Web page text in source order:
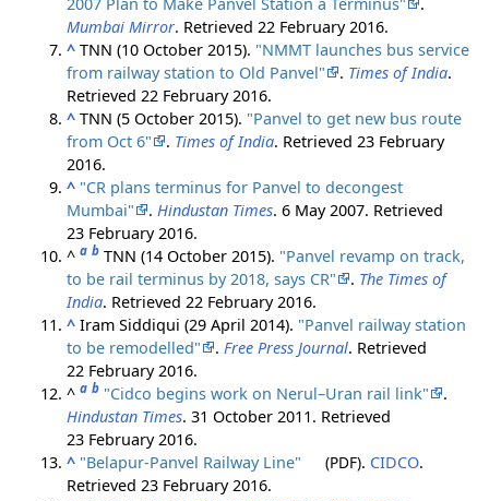
Mumbai Mirror. Retrieved22 February2016.
^ TNN (10 October 2015). "NMMT launches bus service
from railway station to Old Panvel"
. Times of India.
Retrieved22 February2016.
^ TNN (5 October 2015). "Panvel to get new bus route
from Oct 6"
. Times of India. Retrieved23 February
2016.
^ "CR plans terminus for Panvel to decongest
Mumbai"
.Hindustan Times. 6 May 2007. Retrieved
23 February2016.
^a b TNN (14 October 2015). "Panvel revamp on track,
to be rail terminus by 2018, says CR"
. The Times of
India. Retrieved22 February2016.
^ Iram Siddiqui (29 April 2014). "Panvel railway station
to be remodelled"
.Free Press Journal. Retrieved
22 February2016.
^a b "Cidco begins work on Nerul–Uran rail link"
.
Hindustan Times. 31 October 2011. Retrieved
23 February2016.
^ "Belapur-Panvel Railway Line" (PDF). CIDCO.
Retrieved23 February2016.